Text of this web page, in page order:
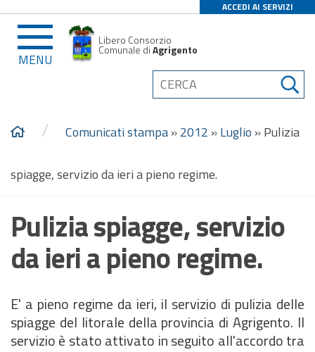
ACCEDI AI SERVIZI
MENU
Libero Consorzio
Comunale diAgrigento
/ Comunicati stampa»2012 »Luglio »Pulizia
spiagge, servizio da ieri a pieno regime.
Pulizia spiagge, servizio
da ieri a pieno regime.
E' a pieno regime da ieri, il servizio di pulizia delle
spiagge del litorale della provincia di Agrigento. Il
servizio è stato attivato in seguito all'accordo tra